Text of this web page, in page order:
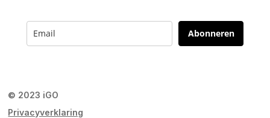
Abonneren
© 2023 iGO
Privacyverklaring